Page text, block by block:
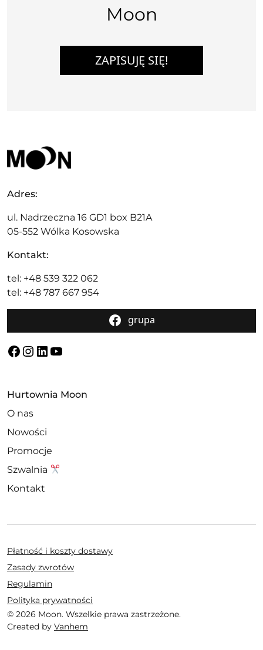
Moon
ZAPISUJĘ SIĘ!
Adres:
ul. Nadrzeczna 16 GD1 box B21A
05-552 Wólka Kosowska
Kontakt:
tel: +48 539 322 062
tel: +48 787 667 954
grupa
Facebook
Instagram
LinkedIn
YouTube
Hurtownia Moon
O nas
Nowości
Promocje
Szwalnia
Kontakt
© 2026 Moon. Wszelkie prawa zastrzeżone.
Created by Vanhem
Płatność i koszty dostawy
Zasady zwrotów
Regulamin
Polityka prywatności